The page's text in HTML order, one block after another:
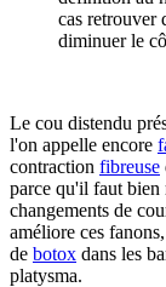
cas retrouver
diminuer le
Le cou distendu
l'on appelle encore
contraction fibreuse
parce qu'il faut bien
changements de
améliore ces
de botox dans les
platysma.